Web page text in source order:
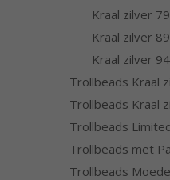
Kraal zilver
Kraal zilver
Kraal zilver
Trollbeads Kraal
Trollbeads Kraal
Trollbeads
Trollbeads met
Trollbeads